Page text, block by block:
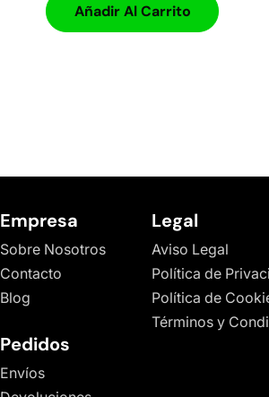
Añadir Al Carrito
Empresa
Sobre Nosotros
Contacto
Blog
Pedidos
Envíos
Legal
Aviso Legal
Política de
Política de
Términos y